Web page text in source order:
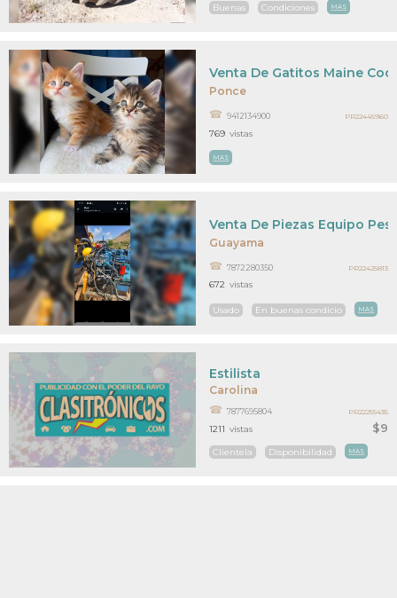
Buenas Condiciones MAS
Ponce
Venta De Gatitos Maine
9412134900
MAS
769 vistas
PR22445960
Guayama
Venta De Piezas Equipo
7872280350
Usado En buenas condicio MAS
672 vistas
PR22425813
Carolina
$9
Estilista
7877695804
Clientela Disponibilidad MAS
1211 vistas
PR22255435